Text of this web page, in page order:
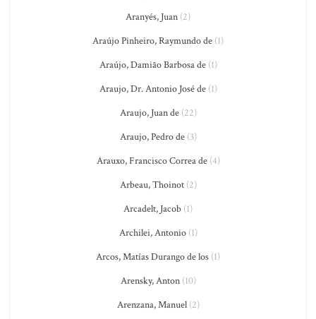
Aranyés, Juan (2)
Araújo Pinheiro, Raymundo de (1)
Araújo, Damião Barbosa de(1)
Araujo, Dr. Antonio José de(1)
Araujo, Juan de(22)
Araujo, Pedro de(3)
Arauxo, Francisco Correa de(4)
Arbeau, Thoinot(2)
Arcadelt, Jacob (1)
Archilei, Antonio(1)
Arcos, Matías Durango de los (1)
Arensky, Anton(10)
Arenzana, Manuel(2)